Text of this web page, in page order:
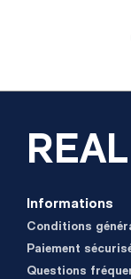
Informations
Conditions
Paiement
Questions